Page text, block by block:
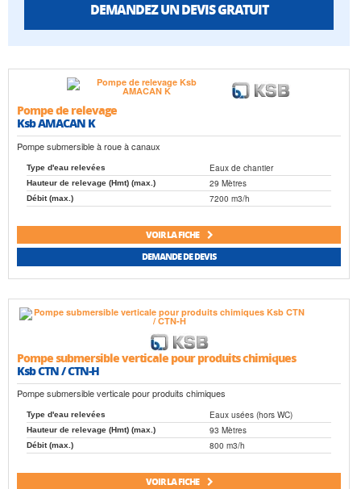
DEMANDEZ UN DEVIS GRATUIT
Pompe de relevage
Ksb AMACAN K
Pompe submersible à roue à canaux
Type d'eau relevées Eaux de chantier
Hauteur de relevage (Hmt) (max.) 29 Mètres
Débit (max.) 7200 m3/h
VOIR LA FICHE
DEMANDE DE DEVIS
Pompe submersible verticale pour produits chimiques
Ksb CTN / CTN-H
Pompe submersible verticale pour produits chimiques
Type d'eau relevées Eaux usées (hors WC)
Hauteur de relevage (Hmt) (max.) 93 Mètres
Débit (max.) 800 m3/h
VOIR LA FICHE